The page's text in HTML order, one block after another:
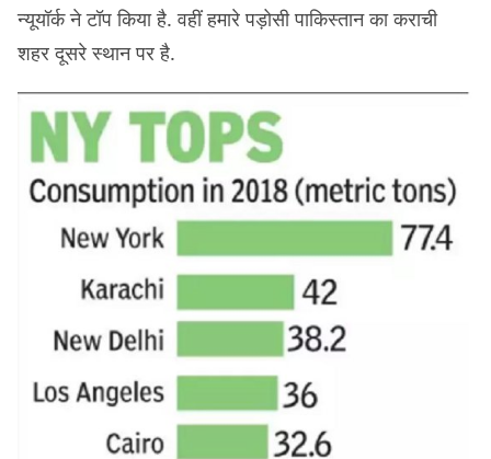
न्यूयॉर्क ने टॉप किया है. वहीं हमारे पड़ोसी पाकिस्तान का कराची
शहर दूसरे स्‍थान पर है.